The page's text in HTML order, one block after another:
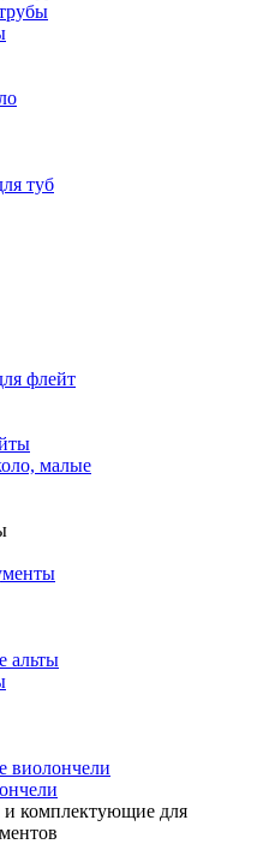
туб
флейт
малые
альты
виолончели
и комплектующие для